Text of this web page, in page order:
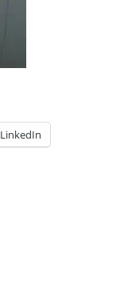
LinkedIn